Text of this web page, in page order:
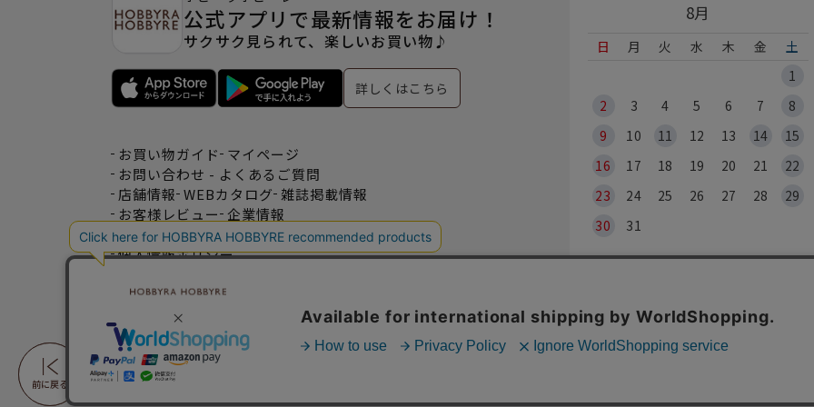
前に戻る
前に戻る
8月
日 月 火 水 木 金
土
1
2
3 4 5 6 7
8
9
10 11 12 13 14
15
16
17 18 19 20 21
22
23
24 25 26 27 28
29
30
31
※各実店舗
公式アプリで最新情報をお届け！
サクサク見られて、楽しいお買い物♪
詳しくはこちら
お買い物ガイド マイページ
お問い合わせ - よくあるご質問
店舗情報 WEBカタログ 雑誌掲載情報
お客様レビュー 企業情報
特定商取引法表記 利用規約
個人情報ポリシー
おトクな情報♪メルマガ登録